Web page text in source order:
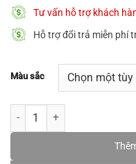
Tư vấn hỗ trợ khách
Hỗ trợ đổi trả miễn phí
Màu sắc
[New Arrivals ] Lắc tay bạc